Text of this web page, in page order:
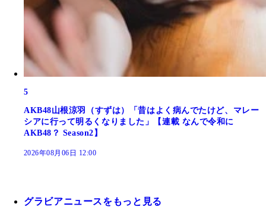
5
AKB48山根涼羽（すずは）「昔はよく病んでたけど、マレー
シアに行って明るくなりました」【連載 なんで令和に
AKB48？ Season2】
2026年08月06日 12:00
グラビアニュースをもっと見る